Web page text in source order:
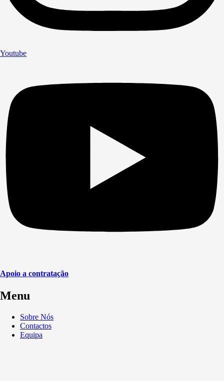
Youtube
Apoio a contratação
Menu
Sobre Nós
Contactos
Equipa